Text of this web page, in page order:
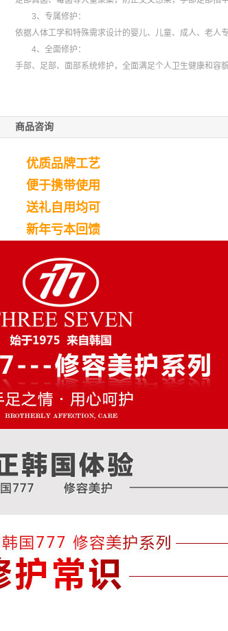
3、专属修护：
依据人体工学和特殊需求设计的婴儿、儿童、成人、老人专
4、全面修护：
手部、足部、面部系统修护，全面满足个人卫生健康和容貌
商品咨询
优质品牌工艺
便于携带使用
送礼自用均可
新年亏本回馈